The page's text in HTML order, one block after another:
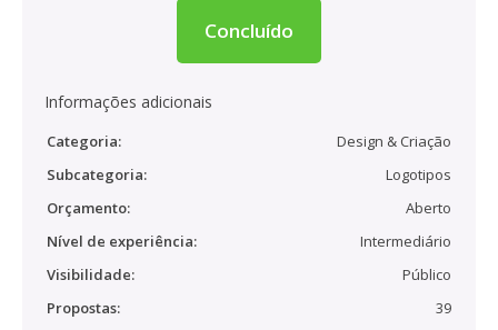
Concluído
Informações adicionais
Categoria:
Design & Criação
Subcategoria:
Logotipos
Orçamento:
Aberto
Nível de experiência:
Intermediário
Visibilidade:
Público
Propostas:
39